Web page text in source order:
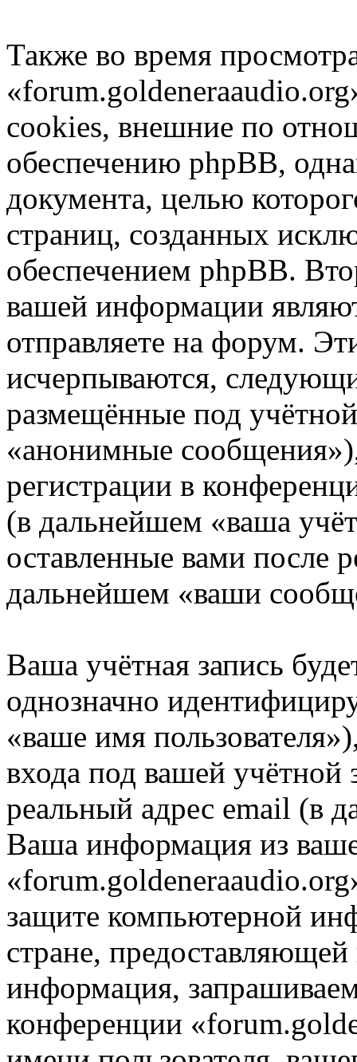
Также во время
cookies, внешние по
обеспечению phpBB,
документа, целью
страниц, созданных
обеспечением phpBB.
вашей информации
отправляете на форум.
исчерпываются,
размещённые под
«анонимные
регистрации в
(в дальнейшем «ваша
оставленные вами после
дальнейшем «ваши
Ваша учётная запись
однозначно
«ваше имя
входа под вашей учётной
реальный адрес email (в
Ваша информация из
защите компьютерной
стране,
информация,
конференции